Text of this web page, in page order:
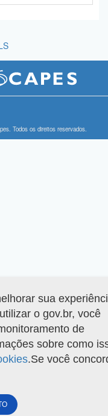
Todos os direitos reservados.
sua
o gov.br, você
de
sobre como
.Se você